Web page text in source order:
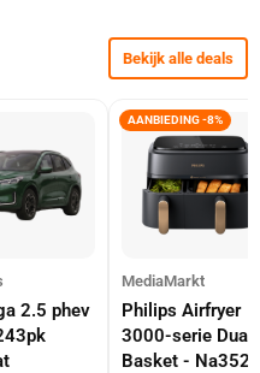
Bekijk alle deals
2.5 phev
AANBIEDING -8%
MediaMarkt
Philips Airfryer
3000-serie Dual
Basket -